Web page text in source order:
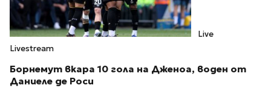
Live
Livestream
Борнемут вкара 10 гола на Дженоа, воден от
Даниеле де Роси